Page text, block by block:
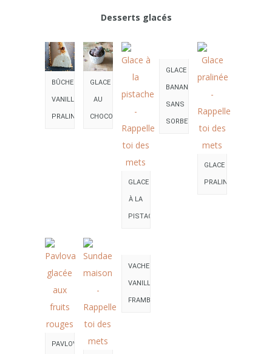
Desserts glacés
BÛCHE
VANILLE
PRALINÉ
GLACE
AU
CHOCOLAT
GLACE
À LA
PISTACHE
GLACE
BANANE
SANS
SORBETIÈRE
GLACE
PRALINÉE
PAVLOVA
VACHERIN
VANILLE
FRAMBOISES